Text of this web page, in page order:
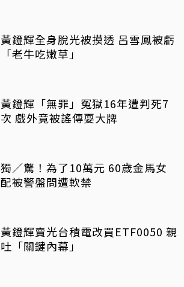
黃鐙輝全身脫光被摸透 呂雪鳳被虧
「老牛吃嫩草」
黃鐙輝「無罪」冤獄16年遭判死7
次 戲外竟被謠傳耍大牌
獨／驚！為了10萬元 60歲金馬女
配被警盤問遭軟禁
黃鐙輝賣光台積電改買ETF0050 親
吐「關鍵內幕」